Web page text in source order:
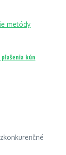
kún